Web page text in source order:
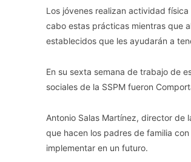
Los jóvenes realizan actividad
cabo estas prácticas mientras que
establecidos que les ayudarán a
En su sexta semana de trabajo de
sociales de la SSPM fueron
Antonio Salas Martínez, director de
que hacen los padres de familia
implementar en un futuro.